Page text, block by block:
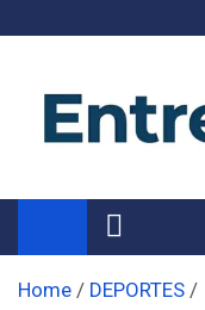
Noticias
Información de toda la
Home
DEPORTES